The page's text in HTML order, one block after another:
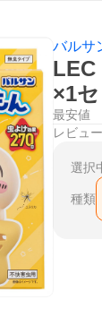
バルサ
LEC
×1
最安値
レビュー
選択
種類